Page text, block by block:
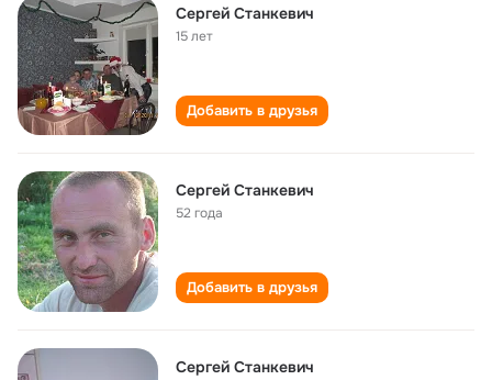
Сергей Станкевич
15 лет
Добавить в друзья
Сергей Станкевич
52 года
Добавить в друзья
Сергей Станкевич